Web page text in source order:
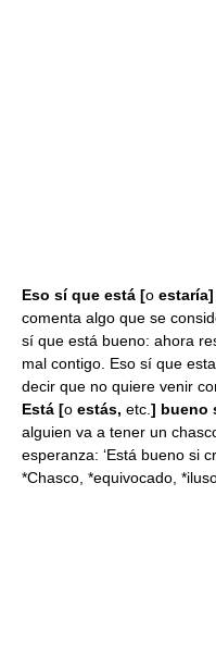
Eso sí que está [o
comenta algo que se
sí que está bueno: ahora
mal contigo. Eso sí que
decir que no quiere venir
Está [o estás, etc. ] bueno
alguien va a tener un
esperanza: ‘Está bueno si
*Chasco, *equivocado,